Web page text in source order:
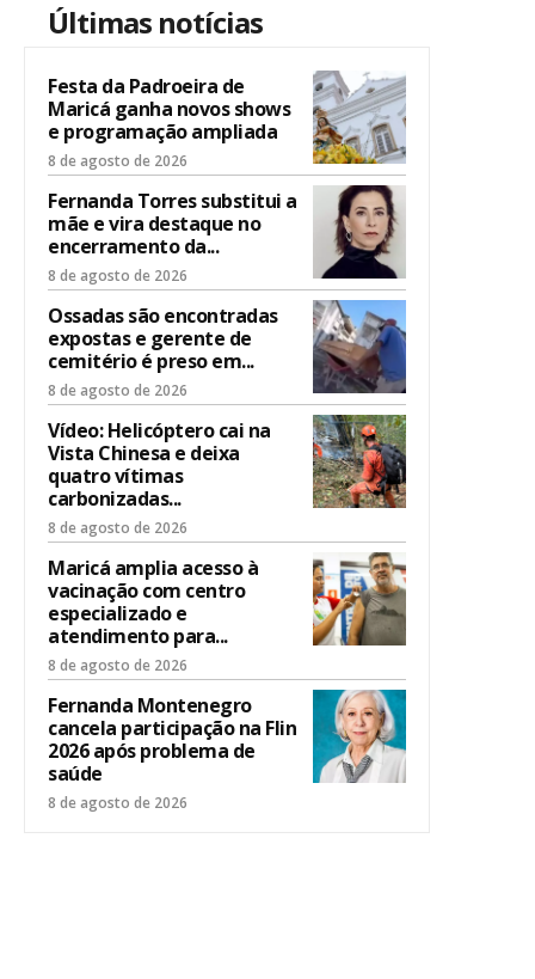
Últimas notícias
Festa da Padroeira de
Maricá ganha novos shows
e programação ampliada
8 de agosto de 2026
Fernanda Torres substitui a
mãe e vira destaque no
encerramento da...
8 de agosto de 2026
Ossadas são encontradas
expostas e gerente de
cemitério é preso em...
8 de agosto de 2026
Vídeo: Helicóptero cai na
Vista Chinesa e deixa
quatro vítimas
carbonizadas...
8 de agosto de 2026
Maricá amplia acesso à
vacinação com centro
especializado e
atendimento para...
8 de agosto de 2026
Fernanda Montenegro
cancela participação na Flin
2026 após problema de
saúde
8 de agosto de 2026